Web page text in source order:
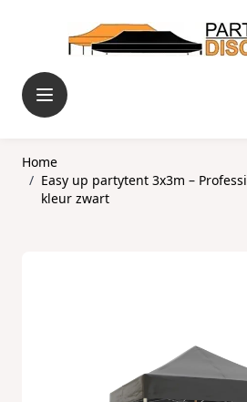
Home
/ Easy up partytent 3x3m –
kleur zwart